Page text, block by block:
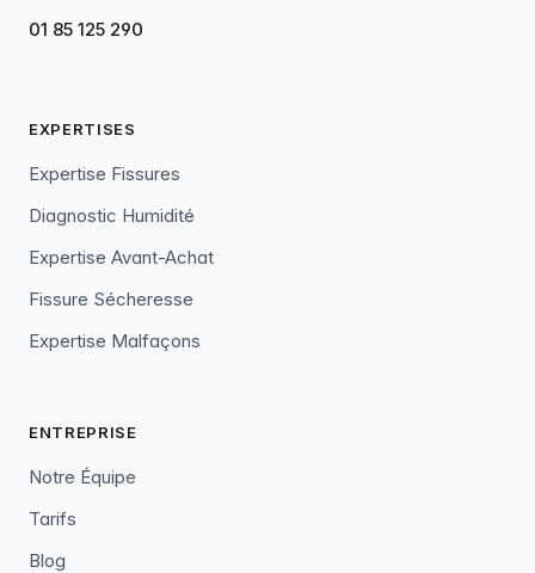
01 85 125 290
EXPERTISES
Expertise Fissures
Diagnostic Humidité
Expertise Avant-Achat
Fissure Sécheresse
Expertise Malfaçons
ENTREPRISE
Notre Équipe
Tarifs
Blog